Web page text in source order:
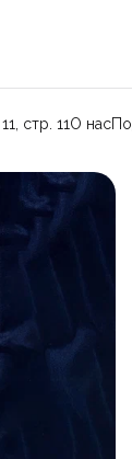
стр. 11О нас